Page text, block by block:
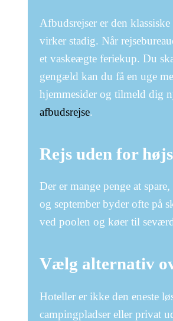
Afbudsrejser er den
virker stadig. Når
et vaskeægte feriekup. Du
gengæld kan du få en uge
hjemmesider og tilmeld dig
afbudsrejse.
Rejs uden for
Der er mange penge at
og september byder ofte på
ved poolen og køer til
Vælg alternativ
Hoteller er ikke den eneste
campingpladser eller privat